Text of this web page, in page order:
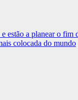
estão a planear o fim
colocada do mundo